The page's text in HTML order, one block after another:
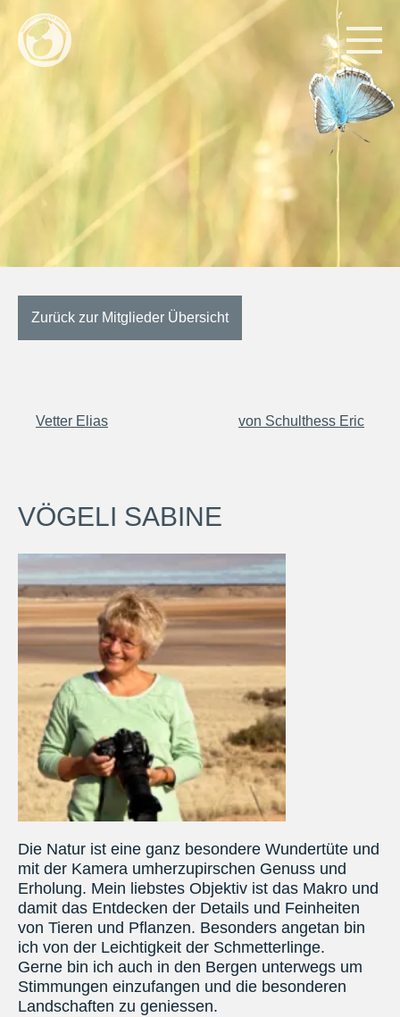
Zurück zur Mitglieder Übersicht
Vetter Elias von Schulthess Eric
VÖGELI SABINE
Die Natur ist eine ganz besondere Wundertüte und
mit der Kamera umherzupirschen Genuss und
Erholung. Mein liebstes Objektiv ist das Makro und
damit das Entdecken der Details und Feinheiten
von Tieren und Pflanzen. Besonders angetan bin
ich von der Leichtigkeit der Schmetterlinge.
Gerne bin ich auch in den Bergen unterwegs um
Stimmungen einzufangen und die besonderen
Landschaften zu geniessen.